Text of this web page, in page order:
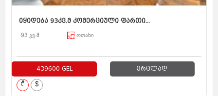
იყიდება 93კვ.მ კომერციული ფართი...
93 კვ.მ ოთახი
439600 GEL ვრცლად
₾ $